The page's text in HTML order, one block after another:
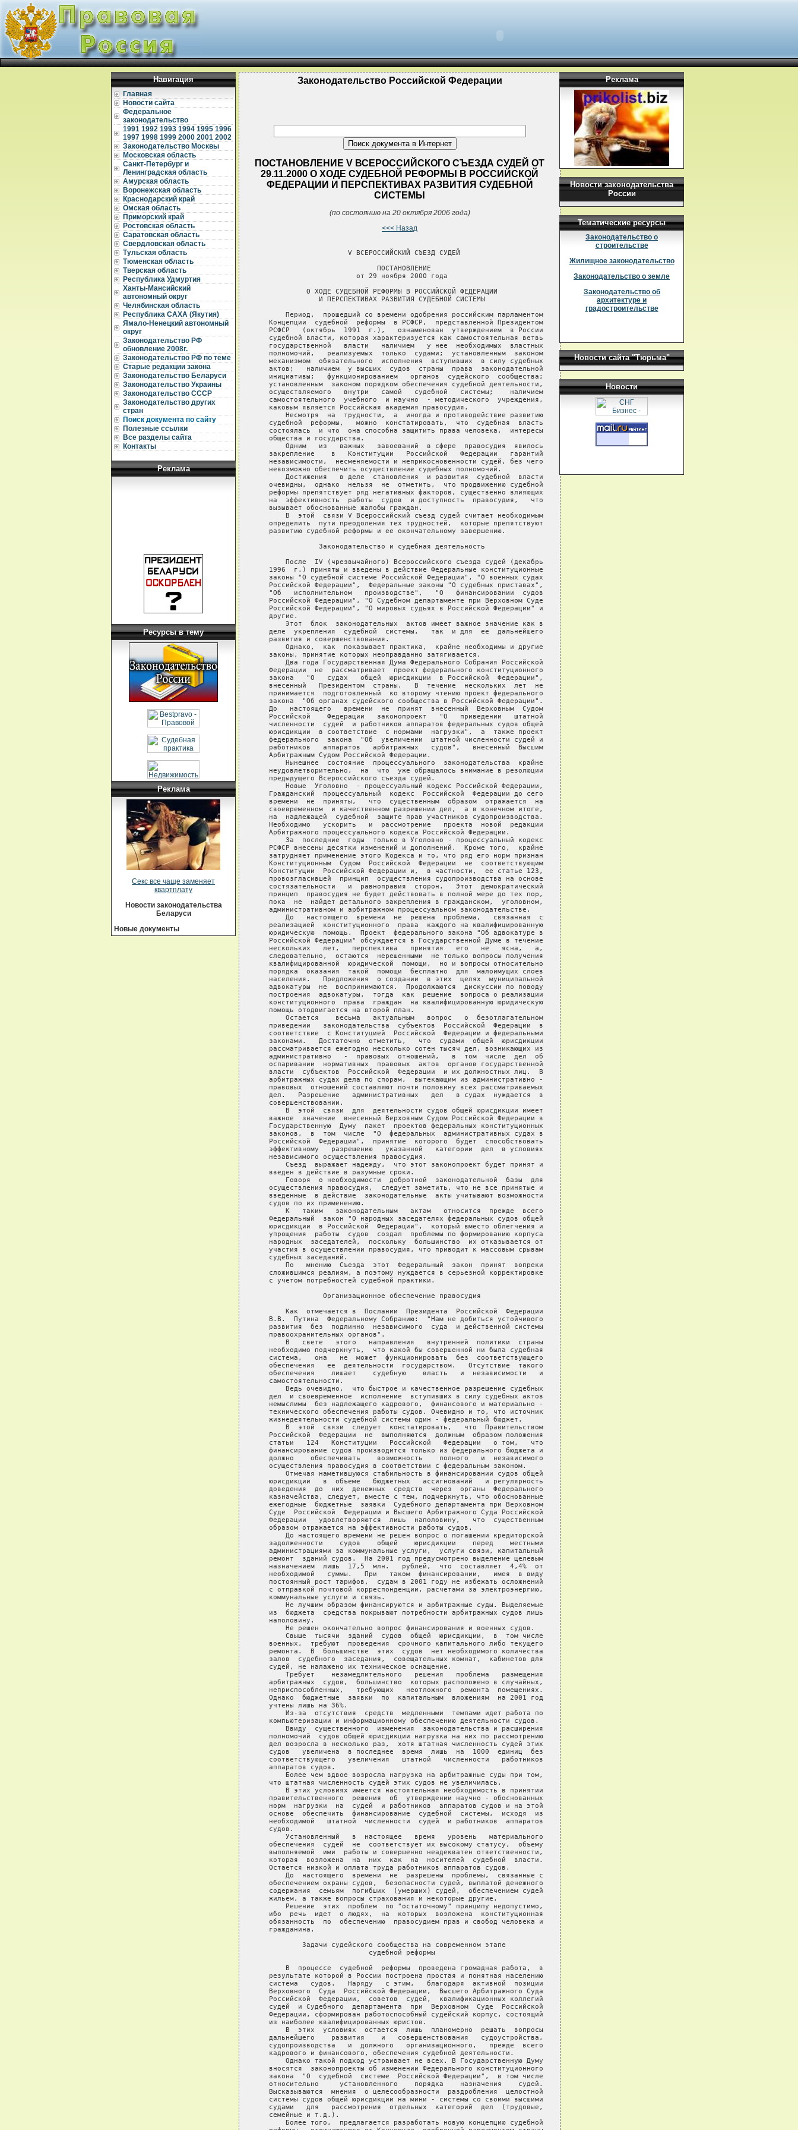
Навигация
Главная
Новости сайта
Федеральное
законодательство
1991 1992 1993 1994 1995 1996
1997 1998 1999 2000 2001 2002
Законодательство Москвы
Московская область
Санкт-Петербург и
Ленинградская область
Амурская область
Воронежская область
Краснодарский край
Омская область
Приморский край
Ростовская область
Саратовская область
Свердловская область
Тульская область
Тюменская область
Тверская область
Республика Удмуртия
Ханты-Мансийский
автономный округ
Челябинская область
Республика САХА (Якутия)
Ямало-Ненецкий автономный
округ
Законодательство РФ
обновление 2008г.
Законодательство РФ по теме
Старые редакции закона
Законодательство Беларуси
Законодательство Украины
Законодательство СССР
Законодательство других
стран
Поиск документа по сайту
Полезные ссылки
Все разделы сайта
Контакты
Реклама
Ресурсы в тему
Реклама
Секс все чаще заменяет
квартплату
Новости законодательства
Беларуси
Новые документы
Законодательство Российской Федерации
ПОСТАНОВЛЕНИЕ V ВСЕРОССИЙСКОГО СЪЕЗДА СУДЕЙ ОТ
29.11.2000 О ХОДЕ СУДЕБНОЙ РЕФОРМЫ В РОССИЙСКОЙ
ФЕДЕРАЦИИ И ПЕРСПЕКТИВАХ РАЗВИТИЯ СУДЕБНОЙ
СИСТЕМЫ
(по состоянию на 20 октября 2006 года)
<<< Назад
Реклама
Новости законодательства
России
Тематические ресурсы
Законодательство о
строительстве
Жилищное законодательство
Законодательство о земле
Законодательство об
архитектуре и
градостроительстве
Новости сайта "Тюрьма"
Новости